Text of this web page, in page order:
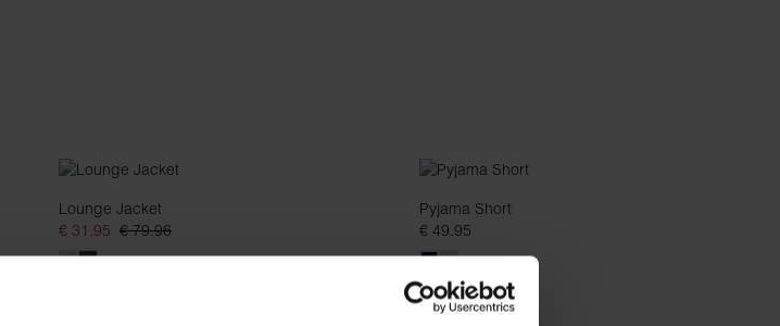
Lounge Jacket
€ 31.95 € 79.96
Pyjama Short
€ 49.95